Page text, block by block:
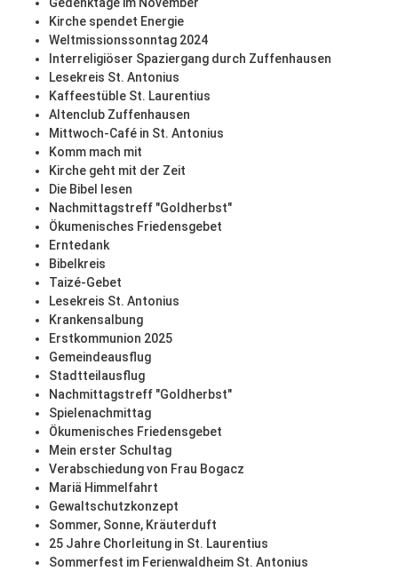
Kirche spendet Energie
Weltmissionssonntag 2024
Interreligiöser Spaziergang durch Zuffenhausen
Lesekreis St. Antonius
Kaffeestüble St. Laurentius
Altenclub Zuffenhausen
Mittwoch-Café in St. Antonius
Komm mach mit
Kirche geht mit der Zeit
Die Bibel lesen
Nachmittagstreff "Goldherbst"
Ökumenisches Friedensgebet
Erntedank
Bibelkreis
Taizé-Gebet
Lesekreis St. Antonius
Krankensalbung
Erstkommunion 2025
Gemeindeausflug
Stadtteilausflug
Nachmittagstreff "Goldherbst"
Spielenachmittag
Ökumenisches Friedensgebet
Mein erster Schultag
Verabschiedung von Frau Bogacz
Mariä Himmelfahrt
Gewaltschutzkonzept
Sommer, Sonne, Kräuterduft
25 Jahre Chorleitung in St. Laurentius
Sommerfest im Ferienwaldheim St. Antonius